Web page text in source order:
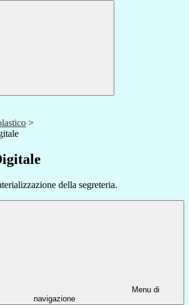
>
della segreteria.
Menu di
navigazione